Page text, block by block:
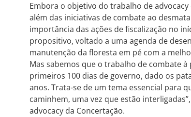
Embora o objetivo do trabalho de
além das iniciativas de combate ao
importância das ações de fiscalização no
propositivo, voltado a uma agenda de
manutenção da floresta em pé com a
Mas sabemos que o trabalho de combate
primeiros 100 dias de governo, dado os
anos. Trata-se de um tema essencial para
caminhem, uma vez que estão
advocacy da Concertação.